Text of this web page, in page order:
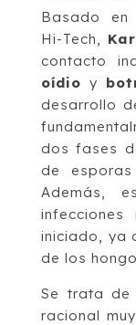
Basado en
Hi-Tech,
contacto
oídio y
desarrollo
dos fases
de
Además,
iniciado, ya
de los
Se trata de
racional